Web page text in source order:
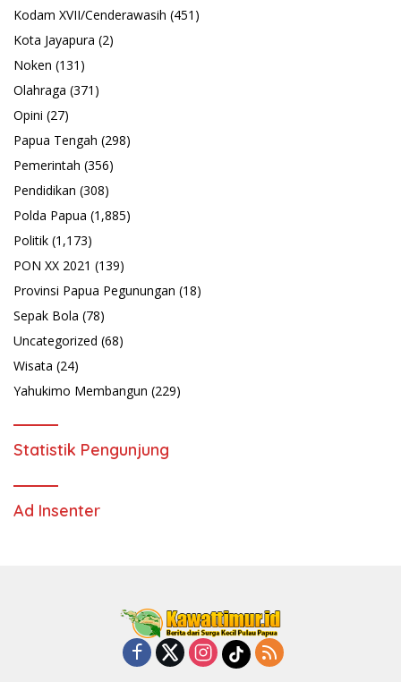
Kodam XVII/Cenderawasih (451)
Kota Jayapura (2)
Noken (131)
Olahraga (371)
Opini (27)
Papua Tengah (298)
Pemerintah (356)
Pendidikan (308)
Polda Papua (1,885)
Politik (1,173)
PON XX 2021 (139)
Provinsi Papua Pegunungan (18)
Sepak Bola (78)
Uncategorized (68)
Wisata (24)
Yahukimo Membangun (229)
Statistik Pengunjung
Ad Insenter